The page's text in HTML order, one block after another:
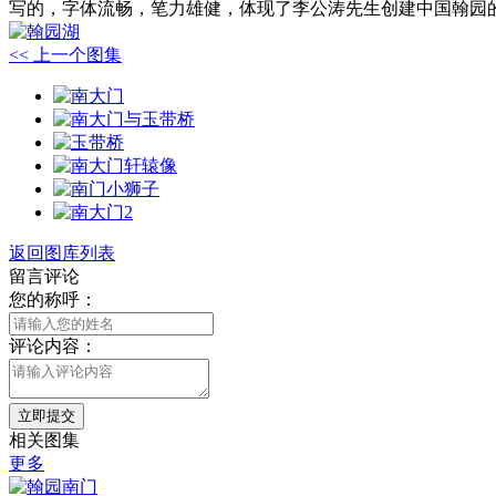
写的，字体流畅，笔力雄健，体现了李公涛先生创建中国翰园
<< 上一个图集
返回图库列表
留言评论
您的称呼：
评论内容：
立即提交
相关图集
更多